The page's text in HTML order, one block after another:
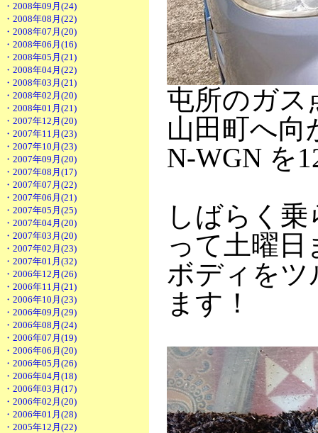
・2008年09月(24)
・2008年08月(22)
・2008年07月(20)
・2008年06月(16)
・2008年05月(21)
・2008年04月(22)
・2008年03月(21)
・2008年02月(20)
・2008年01月(21)
・2007年12月(20)
・2007年11月(23)
・2007年10月(23)
・2007年09月(20)
・2007年08月(17)
・2007年07月(22)
・2007年06月(21)
・2007年05月(25)
・2007年04月(20)
・2007年03月(20)
・2007年02月(23)
・2007年01月(32)
・2006年12月(26)
・2006年11月(21)
・2006年10月(23)
・2006年09月(29)
・2006年08月(24)
・2006年07月(19)
・2006年06月(20)
・2006年05月(26)
・2006年04月(18)
・2006年03月(17)
・2006年02月(20)
・2006年01月(28)
・2005年12月(22)
屯所のガス
山田町へ向
N-WGN を
しばらく
って土曜
ボディを
ます！